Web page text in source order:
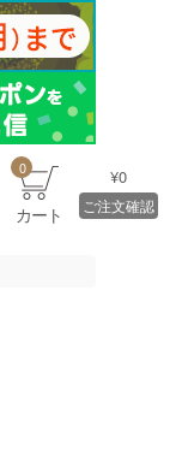
0
カート
¥0
ご注文確認